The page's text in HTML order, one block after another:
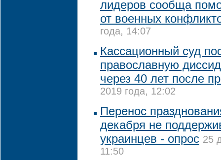
лидеров сообща
от военных
года, 14:07
Кассационный суд
православную
через 40 лет после
2019 года, 12:02
Перенос
декабря не
украинцев - опрос 25
11:50